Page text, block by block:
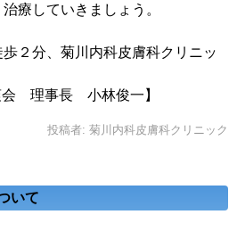
療していきましょう。
２分、菊川内科皮膚科クリニッ
会 理事長 小林俊一】
投稿者: 菊川内科皮膚科クリニック
いて